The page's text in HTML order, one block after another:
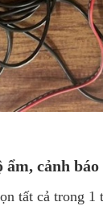
cảnh
tất cả trong